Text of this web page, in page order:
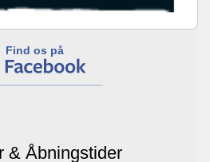
Find os på
& Åbningstider